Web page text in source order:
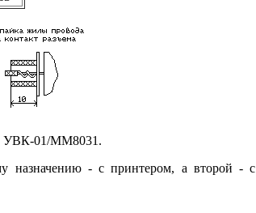
УВК-01/ММ8031.
назначению - с принтером, а второй - с